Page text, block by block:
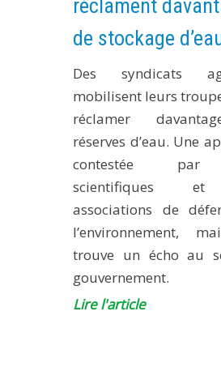
réclament
de stockage
Des syndicats
mobilisent leurs
réclamer
réserves d’eau. Une
contestée
scientifiques
associations de
l’environnement,
trouve un écho au
gouvernement.
Lire l'article